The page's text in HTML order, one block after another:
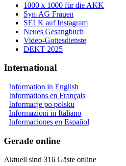
1000 x 1000 für die AKK
Syn-AG Frauen
SELK auf Instagram
Neues Gesangbuch
Video-Gottesdienste
DEKT 2025
International
Information in English
Informations en Français
Informacje po polsku
Informazioni in Italiano
Informaciones en Español
Gerade online
Aktuell sind 316 Gäste online